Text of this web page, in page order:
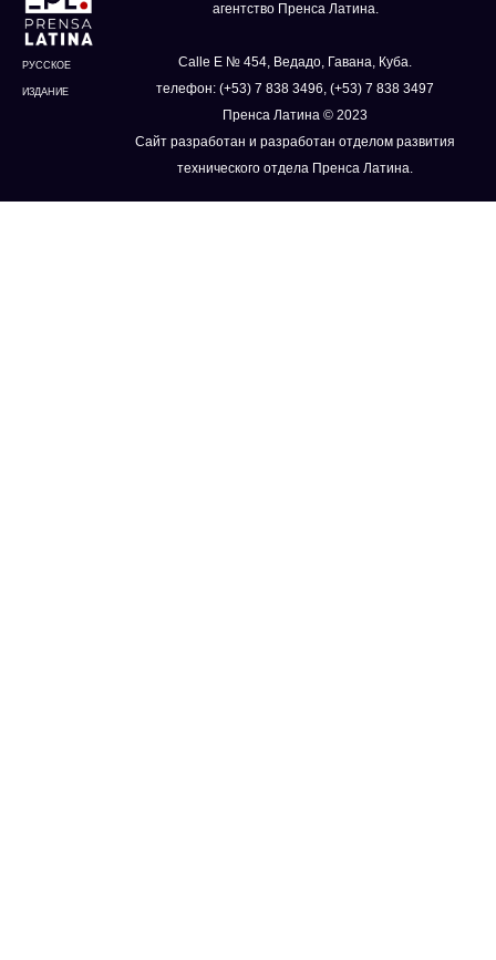
РУССКОЕ
ИЗДАНИЕ
агентство Пренса Латина.
Calle E № 454, Ведадо, Гавана, Куба.
телефон: (+53) 7 838 3496, (+53) 7 838 3497
Пренса Латина © 2023
Сайт разработан и разработан отделом развития
технического отдела Пренса Латина.